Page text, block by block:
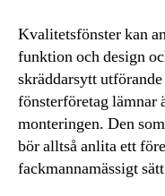
Kvalitetsfönster kan
funktion och design
skräddarsytt
fönsterföretag lämnar
monteringen. Den
bör alltså anlita ett
fackmannamässigt